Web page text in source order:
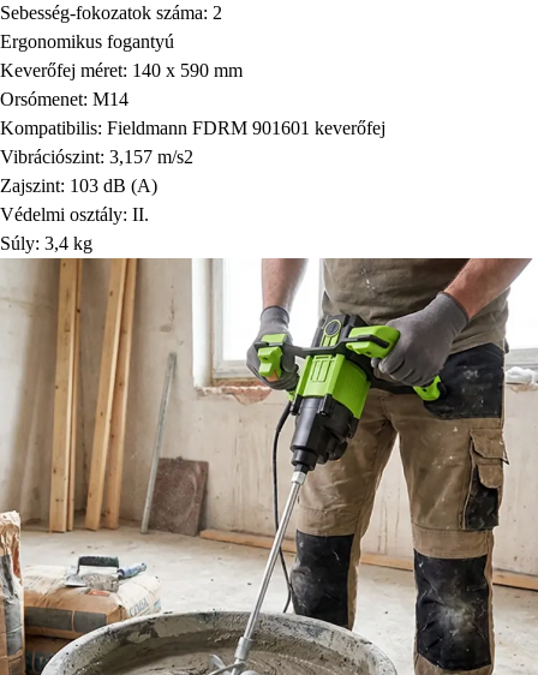
Sebesség-fokozatok száma: 2
Ergonomikus fogantyú
Keverőfej méret: 140 x 590 mm
Orsómenet: M14
Kompatibilis: Fieldmann FDRM 901601 keverőfej
Vibrációszint: 3,157 m/s2
Zajszint: 103 dB (A)
Védelmi osztály: II.
Súly: 3,4 kg